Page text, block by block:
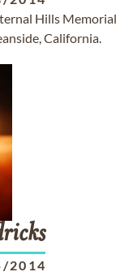
Hills Memorial
California.
2014